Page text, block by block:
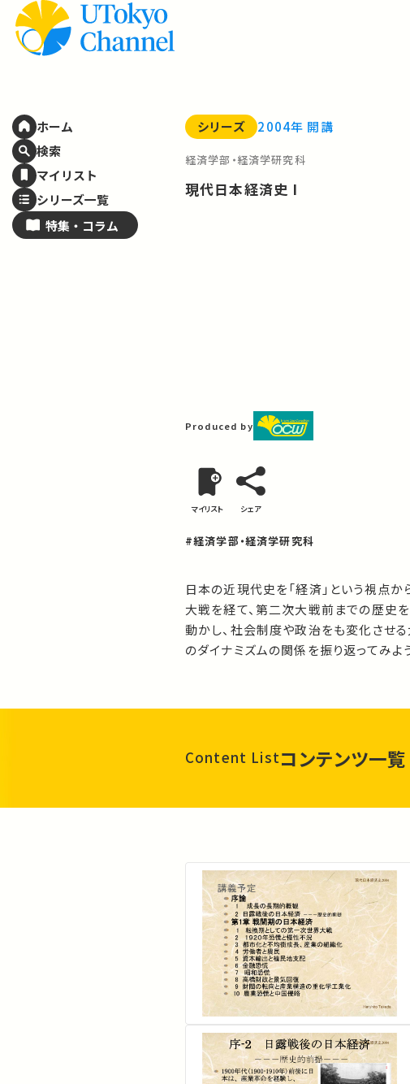
ホーム
検索
マイリスト
シリーズ一覧
特集・ コラム
シリーズ 2004年 開講
経済学部・経済学研究科
現代日本経済史 I
Produced by
マイリスト シェア
#経済学部・経済学研究科
日本の近現代史を「経済」という視点
大戦を経て、第二次大戦前までの歴史
動かし、社会制度や政治をも変化させ
のダイナミズムの関係を振り返ってみよ
Content Listコンテンツ一覧